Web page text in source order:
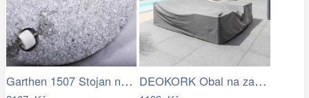
Garthen 1507 Stojan na slunečník … DEOKORK Obal na zahradní nábytek…